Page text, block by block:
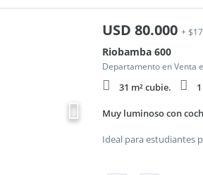
USD 80.000 +
Riobamba 600
Departamento en Venta
31 m² cubie.
Muy luminoso con